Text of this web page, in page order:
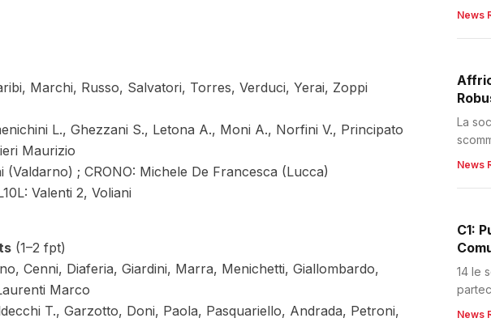
Marchi, Russo, Salvatori, Torres, Verduci, Yerai, Zoppi
L., Ghezzani S., Letona A., Moni A., Norfini V., Principato
Maurizio
; CRONO: Michele De Francesca (Lucca)
Valenti 2, Voliani
(1–2 fpt)
Cenni, Diaferia, Giardini, Marra, Menichetti, Giallombardo,
Marco
T., Garzotto, Doni, Paola, Pasquariello, Andrada, Petroni,
News
La
News
C1:
14 le
Due
News